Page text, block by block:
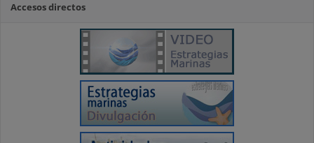
Accesos directos